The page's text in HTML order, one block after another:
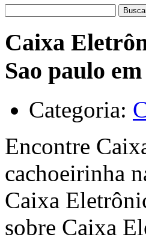
Caixa
Sao paulo
Categoria:
Encontre
cachoeirinha
Caixa
sobre Caixa